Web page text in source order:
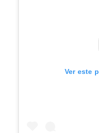
Ver este